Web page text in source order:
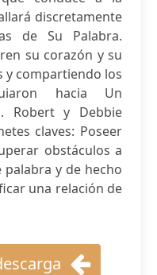
discretamente
de Su Palabra.
su corazón y su
y compartiendo los
hacia Un
Robert y Debbie
claves: Poseer
obstáculos a
y de hecho
una relación de